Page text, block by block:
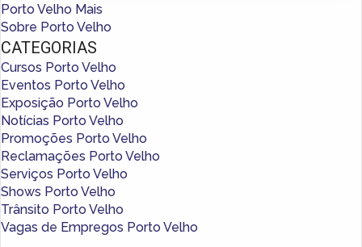
Porto Velho Mais
Sobre Porto Velho
CATEGORIAS
Cursos Porto Velho
Eventos Porto Velho
Exposição Porto Velho
Notícias Porto Velho
Promoções Porto Velho
Reclamações Porto Velho
Serviços Porto Velho
Shows Porto Velho
Trânsito Porto Velho
Vagas de Empregos Porto Velho